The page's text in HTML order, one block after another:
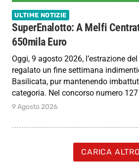
ULTIME NOTIZIE
SuperEnalotto: A Melfi
650mila Euro
Oggi, 9 agosto 2026, l’estrazione
regalato un fine settimana
Basilicata, pur mantenendo
categoria. Nel concorso numero
9 Agosto 2026
CARICA ALTRO